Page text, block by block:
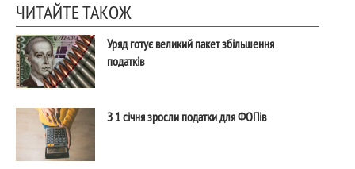
ЧИТАЙТЕ ТАКОЖ
Уряд готує великий пакет збільшення
податків
З 1 січня зросли податки для ФОПів